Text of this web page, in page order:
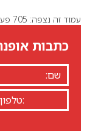
0
עמוד זה נצפה: 705 פעמים
כתבות